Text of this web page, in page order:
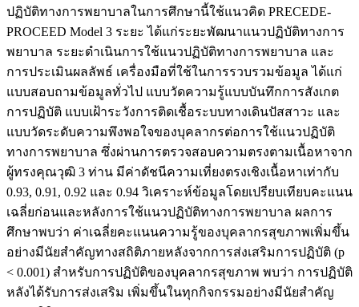
ปฏิบัติทางการพยาบาลในการศึกษานี้ใช้แนวคิด PRECEDE-
PROCEED Model 3 ระยะ ได้แก่ระยะพัฒนาแนวปฏิบัติทางการ
พยาบาล ระยะดำเนินการใช้แนวปฏิบัติทางการพยาบาล และ
การประเมินผลลัพธ์ เครื่องมือที่ใช้ในการรวบรวมข้อมูล ได้แก่
แบบสอบถามข้อมูลทั่วไป แบบวัดความรู้แบบบันทึกการสังเกต
การปฏิบัติ แบบเฝ้าระวังการติดเชื้อระบบทางเดินปัสสาวะ และ
แบบวัดระดับความพึงพอใจของบุคลากรต่อการใช้แนวปฏิบัติ
ทางการพยาบาล ซึ่งผ่านการตรวจสอบความตรงตามเนื้อหาจาก
ผู้ทรงคุณวุฒิ 3 ท่าน มีค่าดัชนีความเที่ยงตรงเชิงเนื้อหาเท่ากับ
0.93, 0.91, 0.92 และ 0.94 วิเคราะห์ข้อมูลโดยเปรียบเทียบคะแนน
เฉลี่ยก่อนและหลังการใช้แนวปฏิบัติทางการพยาบาล ผลการ
ศึกษาพบว่า ค่าเฉลี่ยคะแนนความรู้ของบุคลากรสุขภาพเพิ่มขึ้น
อย่างมีนัยสำคัญทางสถิติภายหลังจากการส่งเสริมการปฏิบัติ (p
< 0.001) สำหรับการปฏิบัติของบุคลากรสุขภาพ พบว่า การปฏิบัติ
หลังได้รับการส่งเสริม เพิ่มขึ้นในทุกกิจกรรมอย่างมีนัยสำคัญ